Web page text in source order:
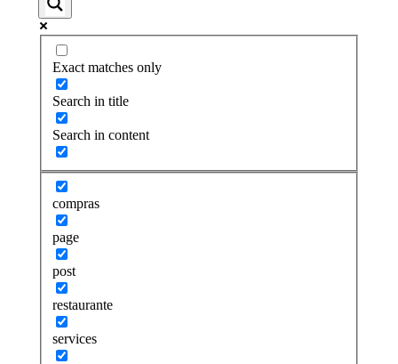
Exact matches only
Search in title
Search in content
compras
page
post
restaurante
services